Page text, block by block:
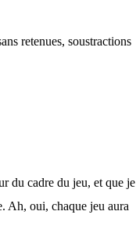
retenues, soustractions
du cadre du jeu, et que je
Ah, oui, chaque jeu aura